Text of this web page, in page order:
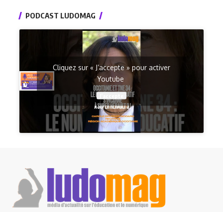
PODCAST LUDOMAG
Cliquez sur « J’accepte » pour activer
Youtube